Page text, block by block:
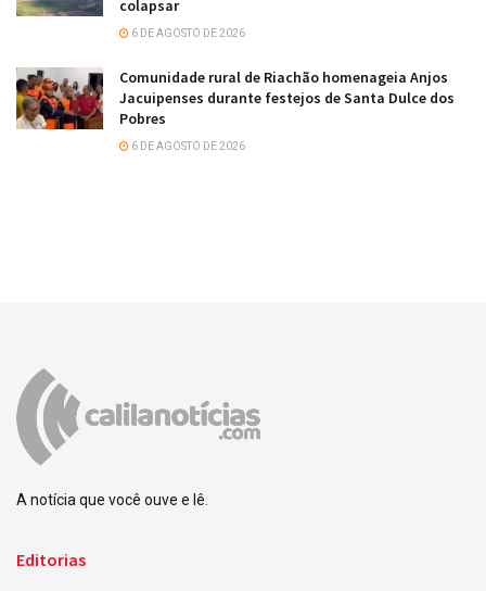
colapsar
6 DE AGOSTO DE 2026
Comunidade rural de Riachão homenageia Anjos
Jacuipenses durante festejos de Santa Dulce dos
Pobres
6 DE AGOSTO DE 2026
A notícia que você ouve e lê.
Editorias